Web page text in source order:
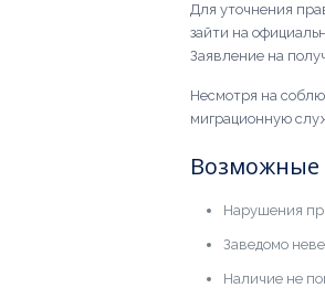
Для уточнения
зайти на
Заявление на
Несмотря на
миграционную
Возможные
Нарушения
Заведомо
Наличие не